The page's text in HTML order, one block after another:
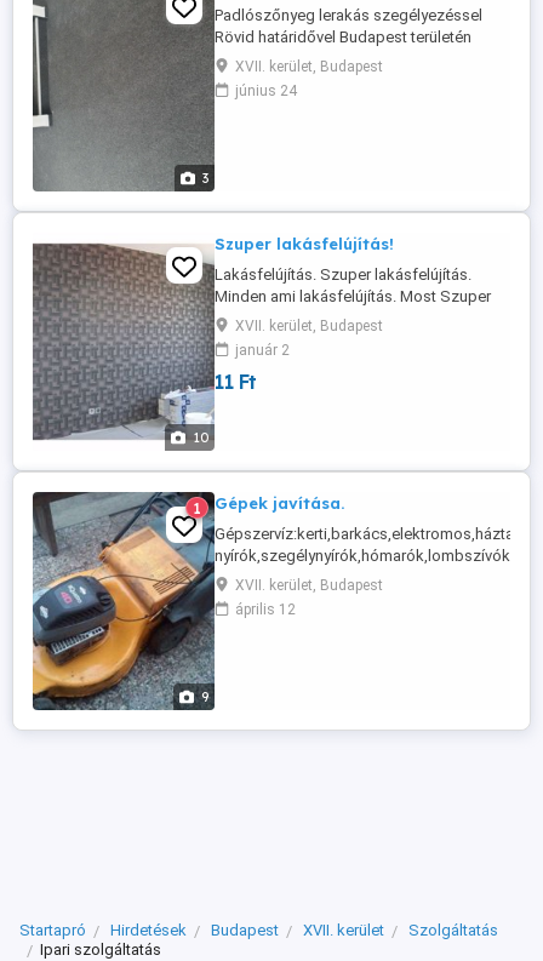
3
Padlószőnyeg lerakás szegélyezéssel
Rövid határidővel Budapest területén
06702134996 Ref : kulcsarparketta.hu
XVII. kerület, Budapest
június 24
10
Szuper lakásfelújítás!
Lakásfelújítás. Szuper lakásfelújítás.
Minden ami lakásfelújítás. Most Szuper
akció,Minden leendő megrendelőnknek
akár 15% kedvezmény! Minden ami
lakásfelújítás. Vállaljuk lakásának teljes
körű lakásfelújítást, bármilyen felújítás..
XVII. kerület, Budapest
január 2
11 Ft
9
1 Gépek javítása.
kézi szalagcsiszolók, kézi
...
XVII. kerület, Budapest
április 12
Startapró Hirdetések Budapest XVII. kerület
Szolgáltatás
Ipari szolgáltatás